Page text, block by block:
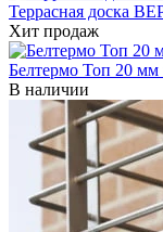
Террасная доска
Хит продаж
Белтермо Топ 20
В наличии